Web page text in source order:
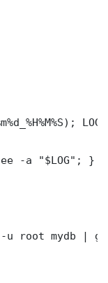
-a "$LOG"; }
root mydb |